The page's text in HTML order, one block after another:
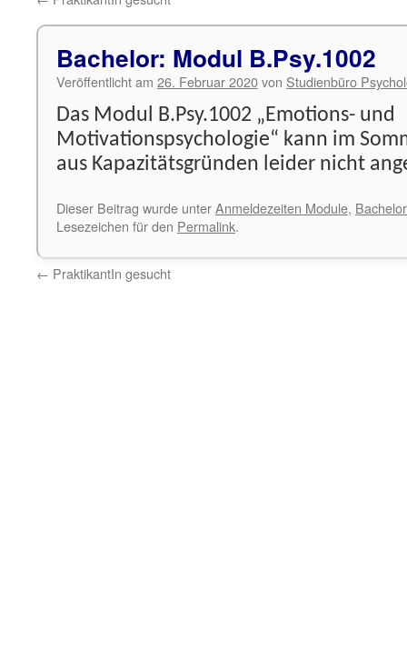
Bachelor: Modul B.Psy.1002
Veröffentlicht am 26. Februar 2020von Studienbüro
Das Modul B.Psy.1002 „Emotions- und
Motivationspsychologie“ kann im
aus Kapazitätsgründen leider nicht
Dieser Beitrag wurde unterAnmeldezeiten Module, Bachelor
Lesezeichen für den Permalink.
← PraktikantIn gesucht